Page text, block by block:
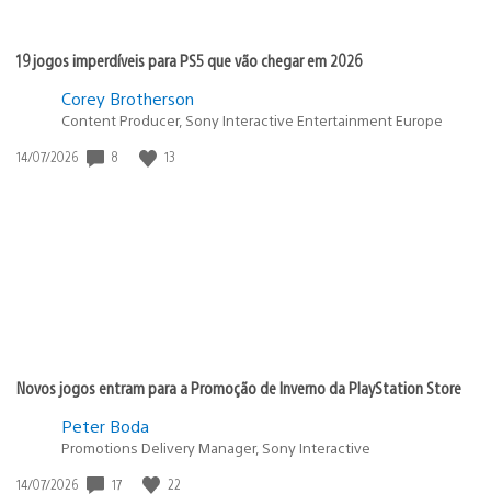
19 jogos imperdíveis para PS5 que vão chegar em 2026
Corey Brotherson
Content Producer, Sony Interactive Entertainment Europe
Data
14/07/2026 8 13
Novos jogos entram para a Promoção de Inverno da PlayStation Store
Peter Boda
Promotions Delivery Manager, Sony Interactive
Data
14/07/2026 17 22